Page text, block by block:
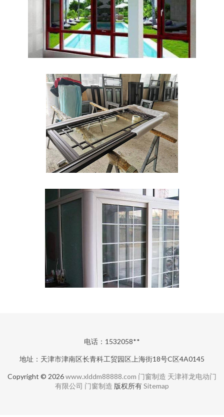
电话：1532058**
地址：天津市津南区长青科工贸园区上海街18号C区4A0145
Copyright © 2026www.xlddm88888.com 门窗制造 天津祥龙电动门
有限公司 门窗制造 版权所有Sitemap